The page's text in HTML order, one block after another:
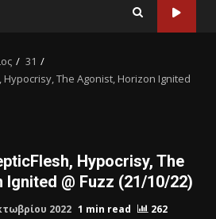
31
Hypocrisy, The Agonist, Horizon Ignited
Hypocrisy, The
@ Fuzz (21/10/22)
2022 1 min read 262